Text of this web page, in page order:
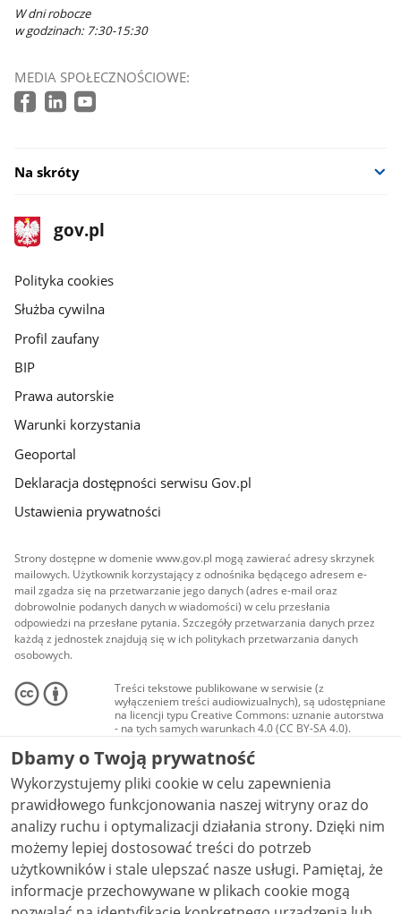
W dni robocze
w godzinach: 7:30-15:30
MEDIA SPOŁECZNOŚCIOWE:
Na skróty
stopka
gov.pl
Strona
gov.pl
gov.pl
Polityka cookies
Służba cywilna
Profil zaufany
BIP
Prawa autorskie
Warunki korzystania
Geoportal
Deklaracja dostępności serwisu Gov.pl
Ustawienia prywatności
Strony dostępne w domenie www.gov.pl mogą zawierać adresy skrzynek
mailowych. Użytkownik korzystający z odnośnika będącego adresem e-
mail zgadza się na przetwarzanie jego danych (adres e-mail oraz
dobrowolnie podanych danych w wiadomości) w celu przesłania
odpowiedzi na przesłane pytania. Szczegóły przetwarzania danych przez
każdą z jednostek znajdują się w ich politykach przetwarzania danych
osobowych.
Treści tekstowe publikowane w serwisie (z
wyłączeniem treści audiowizualnych), są udostępniane
na licencji typu Creative Commons: uznanie autorstwa
- na tych samych warunkach 4.0 (CC BY-SA 4.0).
Materiały audiowizualne, w tym zdjęcia, materiały
audio i wideo, są udostępniane na licencji typu
Creative Commons: uznanie autorstwa użycie
niekomercyjne - bez utworów zależnych 4.0 (CC BY-
NC-ND 4.0), o ile nie jest to stwierdzone inaczej.
Dbamy o Twoją prywatność
Wykorzystujemy pliki cookie w celu zapewnienia
prawidłowego funkcjonowania naszej witryny oraz do
analizy ruchu i optymalizacji działania strony. Dzięki nim
możemy lepiej dostosować treści do potrzeb
użytkowników i stale ulepszać nasze usługi. Pamiętaj, że
informacje przechowywane w plikach cookie mogą